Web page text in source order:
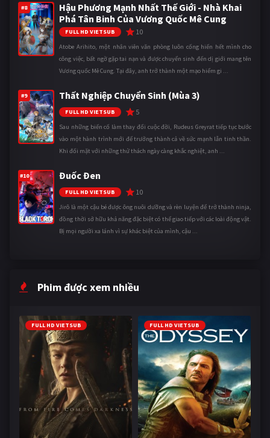
#8
Hậu Phương Mạnh Nhất Thế Giới - Nhà Khai
Phá Tân Binh Của Vương Quốc Mê Cung
FULL HD VIETSUB 10
Atobe Arihito, một nhân viên văn phòng luôn cống hiến hết mình cho
công việc, bất ngờ gặp tai nạn và được chuyển sinh đến dị giới mang tên
Vương quốc Mê Cung. Tại đây, anh trở thành một mạo hiểm gi ...
#9 Thất Nghiệp Chuyển Sinh (Mùa 3)
FULL HD VIETSUB 5
Sau những biến cố làm thay đổi cuộc đời, Rudeus Greyrat tiếp tục bước
vào một hành trình mới để trưởng thành cả về sức mạnh lẫn tinh thần.
Khi đối mặt với những thử thách ngày càng khắc nghiệt, anh ...
#10 Đuốc Đen
FULL HD VIETSUB 10
Jirô là một cậu bé được ông nuôi dưỡng và rèn luyện để trở thành ninja,
đồng thời sở hữu khả năng đặc biệt có thể giao tiếp với các loài động vật.
Bị mọi người xa lánh vì sự khác biệt của mình, cậu ...
Phim được xem nhiều
FULL HD VIETSUB FULL HD VIETSUB